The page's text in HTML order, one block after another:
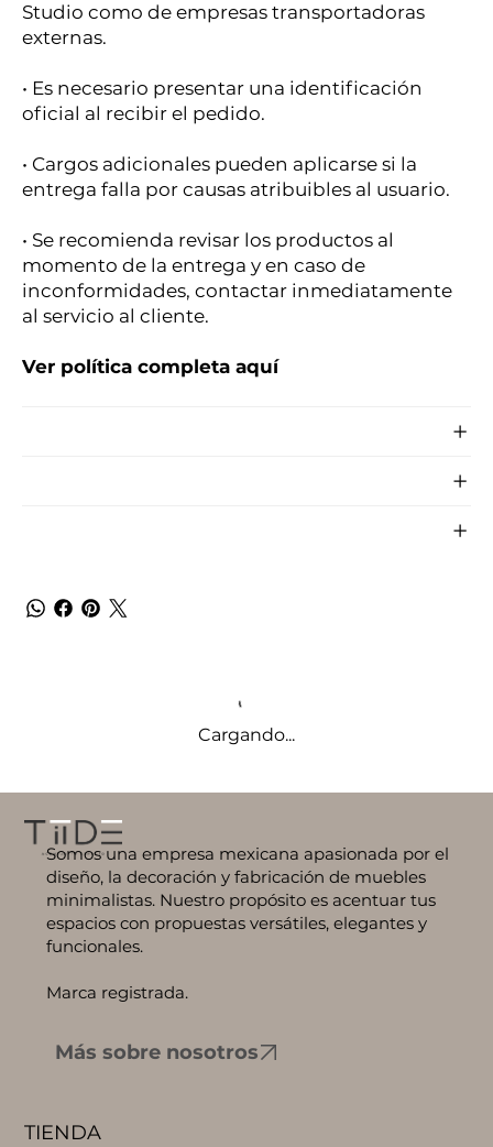
Studio como de empresas transportadoras
externas.
• Es necesario presentar una identificación
oficial al recibir el pedido.
• Cargos adicionales pueden aplicarse si la
entrega falla por causas atribuibles al usuario.
• Se recomienda revisar los productos al
momento de la entrega y en caso de
inconformidades, contactar inmediatamente
al servicio al cliente.
Ver política completa aquí
Cargando...
Somos una empresa mexicana apasionada por el
diseño, la decoración y fabricación de muebles
minimalistas. Nuestro propósito es acentuar tus
espacios con propuestas versátiles, elegantes y
funcionales.
Marca registrada.
Más sobre nosotros
TIENDA